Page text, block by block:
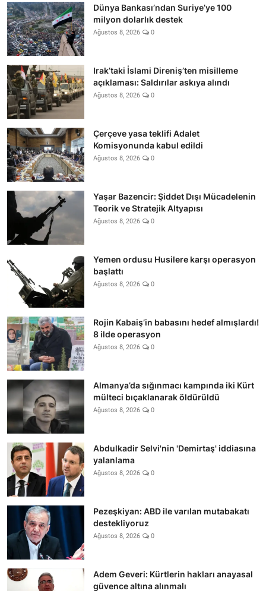
Dünya Bankası’ndan Suriye’ye 100
milyon dolarlık destek
Ağustos 8, 2026 0
Irak’taki İslami Direniş’ten misilleme
açıklaması: Saldırılar askıya alındı
Ağustos 8, 2026 0
Çerçeve yasa teklifi Adalet
Komisyonunda kabul edildi
Ağustos 8, 2026 0
Yaşar Bazencir: Şiddet Dışı Mücadelenin
Teorik ve Stratejik Altyapısı
Ağustos 8, 2026 0
Yemen ordusu Husilere karşı operasyon
başlattı
Ağustos 8, 2026 0
Rojin Kabaiş’in babasını hedef almışlardı!
8 ilde operasyon
Ağustos 8, 2026 0
Almanya’da sığınmacı kampında iki Kürt
mülteci bıçaklanarak öldürüldü
Ağustos 8, 2026 0
Abdulkadir Selvi'nin 'Demirtaş' iddiasına
yalanlama
Ağustos 8, 2026 0
Pezeşkiyan: ABD ile varılan mutabakatı
destekliyoruz
Ağustos 8, 2026 0
Adem Geveri: Kürtlerin hakları anayasal
güvence altına alınmalı